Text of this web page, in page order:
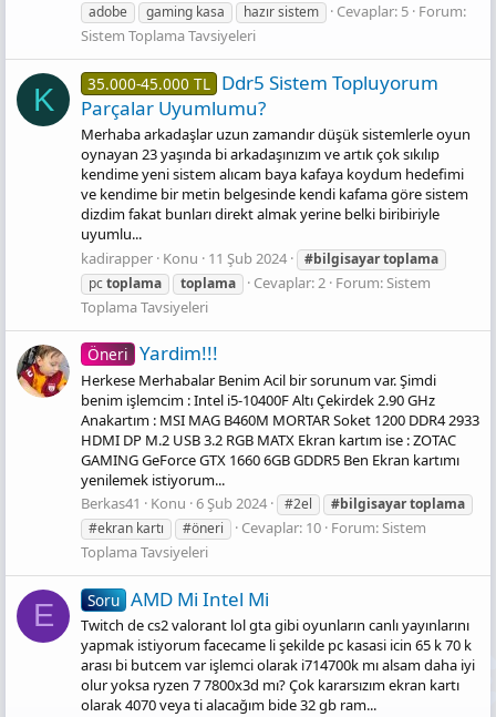
adobe
gaming kasa hazır sistem Cevaplar: 5 Forum:
Sistem Toplama Tavsiyeleri
K 35.000-45.000 TL Ddr5 Si̇stem Topluyorum
Parçalar Uyumlumu?
Merhaba arkadaşlar uzun zamandır düşük sistemlerle oyun
oynayan 23 yaşında bi arkadaşınızım ve artık çok sıkılıp
kendime yeni sistem alıcam baya kafaya koydum hedefimi
ve kendime bir metin belgesinde kendi kafama göre sistem
dizdim fakat bunları direkt almak yerine belki biribiriyle
uyumlu...
kadirapper Konu 11 Şub 2024 #bilgisayartoplama
pctoplama toplama Cevaplar: 2 Forum: Sistem
Toplama Tavsiyeleri
Öneri Yardim!!!
Herkese Merhabalar Benim Acil bir sorunum var. Şimdi
benim işlemcim : Intel i5-10400F Altı Çekirdek 2.90 GHz
Anakartım : MSI MAG B460M MORTAR Soket 1200 DDR4 2933
HDMI DP M.2 USB 3.2 RGB MATX Ekran kartım ise : ZOTAC
GAMING GeForce GTX 1660 6GB GDDR5 Ben Ekran kartımı
yenilemek istiyorum...
Berkas41
Konu 6 Şub 2024 #2el #bilgisayartoplama
#ekran kartı
#öneri Cevaplar: 10 Forum:Sistem
Toplama Tavsiyeleri
E Soru AMD Mi Intel Mi
Twitch de cs2 valorant lol gta gibi oyunların canlı yayınlarını
yapmak istiyorum facecame li şekilde pc kasasi icin 65 k 70 k
arası bi butcem var işlemci olarak i714700k mı alsam daha iyi
olur yoksa ryzen 7 7800x3d mı? Çok kararsızım ekran kartı
olarak 4070 veya ti alacağım bide 32 gb ram...